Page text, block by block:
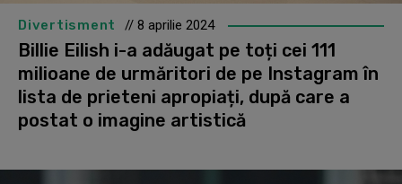
Divertisment // 8 aprilie 2024
Billie Eilish i-a adăugat pe toți cei 111
milioane de urmăritori de pe Instagram în
lista de prieteni apropiați, după care a
postat o imagine artistică